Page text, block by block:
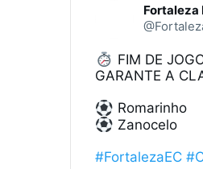
Fortaleza
FIM DE
GARANTE A
Romarinho
Zanocelo
#FortalezaEC